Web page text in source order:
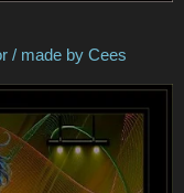
by Marja S
by Cees